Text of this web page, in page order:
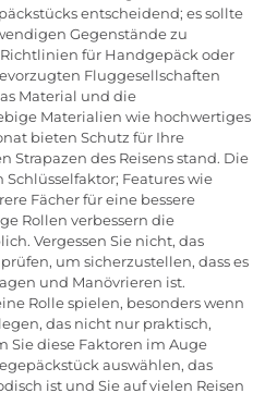
entscheidend; es sollte
Gegenstände zu
für Handgepäck oder
Fluggesellschaften
Material und die
Materialien wie hochwertiges
bieten Schutz für Ihre
des Reisens stand. Die
Features wie
Fächer für eine bessere
Rollen verbessern die
Vergessen Sie nicht, das
um sicherzustellen, dass es
und Manövrieren ist.
Rolle spielen, besonders wenn
das nicht nur praktisch,
Sie diese Faktoren im Auge
auswählen, das
ist und Sie auf vielen Reisen